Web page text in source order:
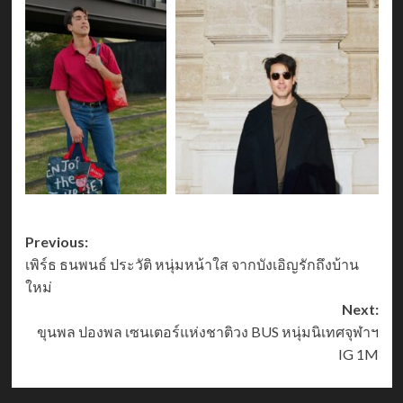
Post
navigation
Previous:
เพิร์ธ ธนพนธ์ ประวัติ หนุ่มหน้าใส จากบังเอิญรักถึงบ้าน
ใหม่
Next:
ขุนพล ปองพล เซนเตอร์แห่งชาติวง BUS หนุ่มนิเทศจุฬาฯ
IG 1M